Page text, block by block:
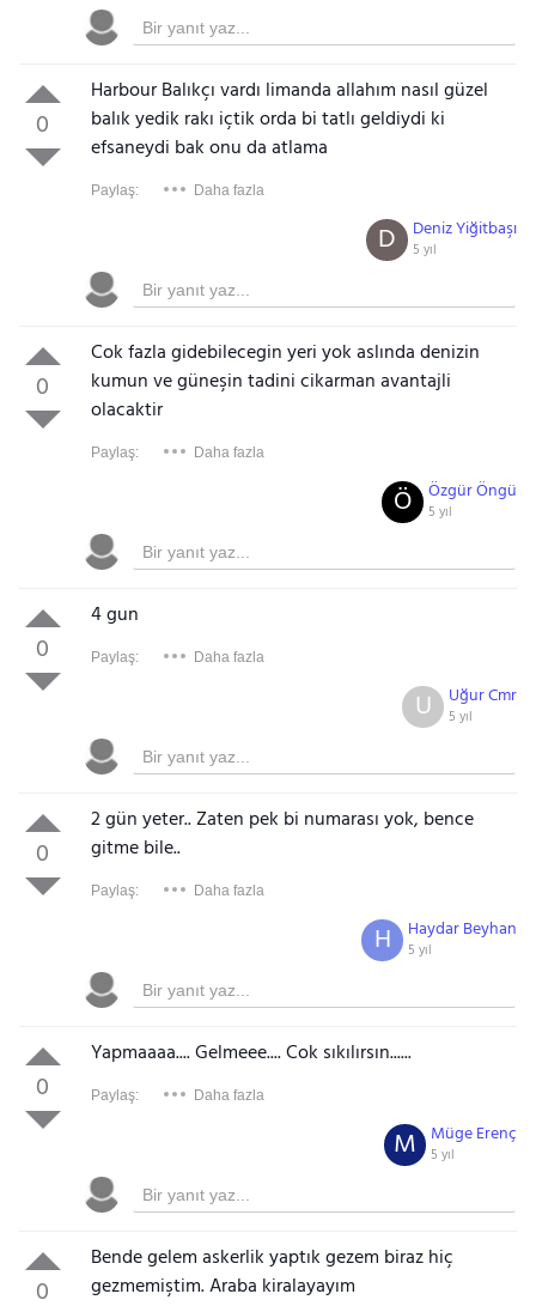
0
Harbour Balıkçı vardı limanda allahım nasıl güzel
balık yedik rakı içtik orda bi tatlı geldiydi ki
efsaneydi bak onu da atlama
Paylaş: Daha fazla
Deniz Yiğitbaşı
5 yıl
D
0
Cok fazla gidebilecegin yeri yok aslında denizin
kumun ve güneşin tadini cikarman avantajli
olacaktir
Paylaş: Daha fazla
Özgür Öngü
5 yıl
Ö
0
4 gun
Paylaş: Daha fazla
Uğur Cmr
5 yıl
U
0
2 gün yeter.. Zaten pek bi numarası yok, bence
gitme bile..
Paylaş: Daha fazla
Haydar Beyhan
5 yıl
H
0
Yapmaaaa.... Gelmeee.... Cok sıkılırsın......
Paylaş: Daha fazla
Müge Erenç
5 yıl
M
0
Bende gelem askerlik yaptık gezem biraz hiç
gezmemiştim. Araba kiralayayım